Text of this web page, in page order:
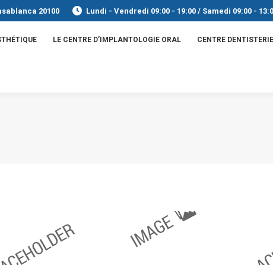
20100 Lundi - Vendredi 09:00 - 19:00 / Samedi 09:00 -
LE CENTRE D’IMPLANTOLOGIE ORAL CENTRE